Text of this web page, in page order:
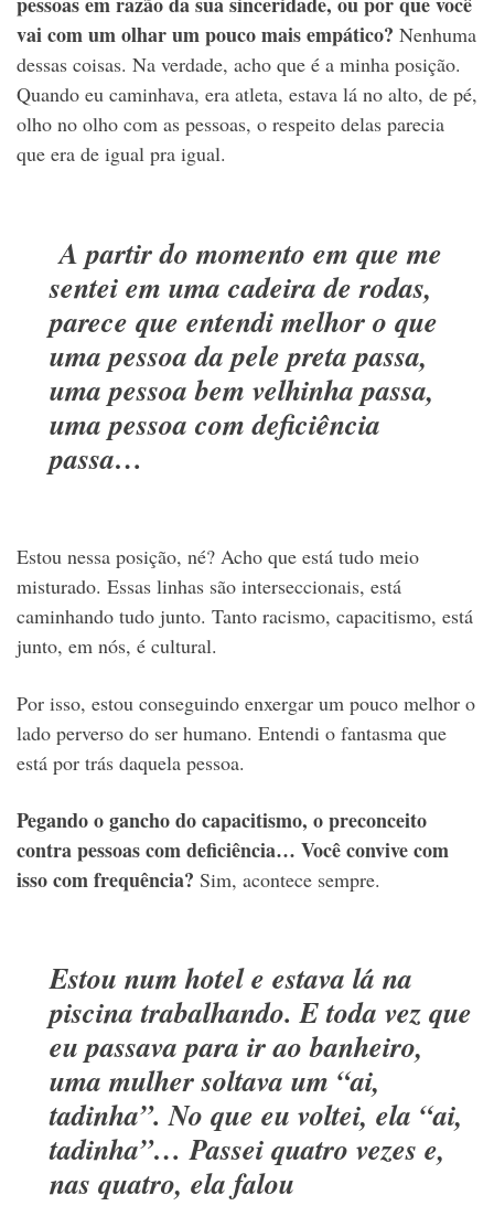
vai com um olhar um pouco mais empático? Nenhuma
dessas coisas. Na verdade, acho que é a minha posição.
Quando eu caminhava, era atleta, estava lá no alto, de pé,
olho no olho com as pessoas, o respeito delas parecia
que era de igual pra igual.
A partir do momento em que me
sentei em uma cadeira de rodas,
parece que entendi melhor o que
uma pessoa da pele preta passa,
uma pessoa bem velhinha passa,
uma pessoa com deficiência
passa…
Estou nessa posição, né? Acho que está tudo meio
misturado. Essas linhas são interseccionais, está
caminhando tudo junto. Tanto racismo, capacitismo, está
junto, em nós, é cultural.
Por isso, estou conseguindo enxergar um pouco melhor o
lado perverso do ser humano. Entendi o fantasma que
está por trás daquela pessoa.
Pegando o gancho do capacitismo, o preconceito
contra pessoas com deficiência… Você convive com
isso com frequência? Sim, acontece sempre.
Estou num hotel e estava lá na
piscina trabalhando. E toda vez que
eu passava para ir ao banheiro,
uma mulher soltava um “ai,
tadinha”. No que eu voltei, ela “ai,
tadinha”… Passei quatro vezes e,
nas quatro, ela falou